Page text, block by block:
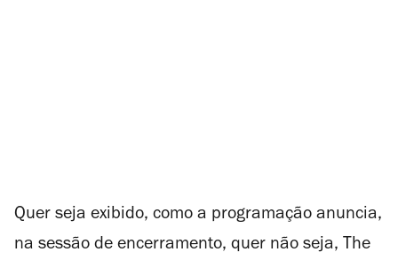
Quer seja exibido, como a programação anuncia,
na sessão de encerramento, quer não seja, The